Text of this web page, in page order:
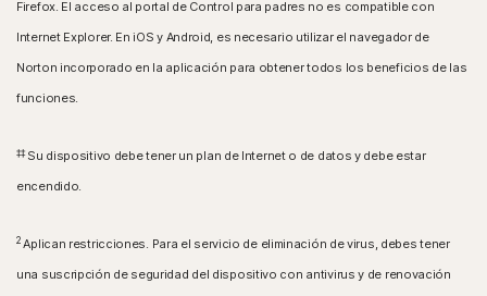
Firefox. El acceso al portal de Control para padres no es compatible con
Internet Explorer. En iOS y Android, es necesario utilizar el navegador de
Norton incorporado en la aplicación para obtener todos los beneficios de las
funciones.
‡‡Su dispositivo debe tener un plan de Internet o de datos y debe estar
encendido.
2 Aplican restricciones. Para el servicio de eliminación de virus, debes tener
una suscripción de seguridad del dispositivo con antivirus y de renovación